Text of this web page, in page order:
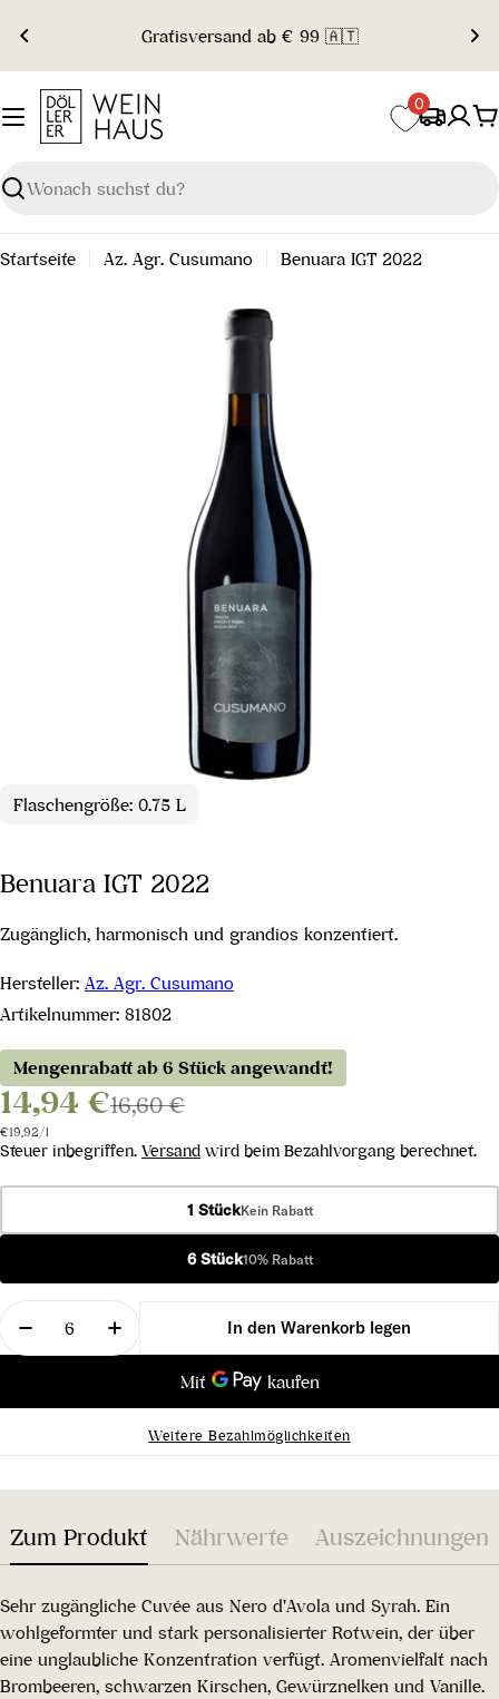
Inhalt
springen
Gratisversand ab € 99 🇦🇹
Suchen
0
Startseite Az. Agr. Cusumano Benuara IGT 2022
Flaschengröße: 0.75 L
Benuara IGT 2022
Zugänglich, harmonisch und grandios konzentiert.
Hersteller: Az. Agr. Cusumano
Artikelnummer: 81802
Mengenrabatt ab 6 Stück angewandt!
14,94 €16,60 €
Stückpreis
€19,92/pro
l
Steuer inbegriffen. Versand wird beim Bezahlvorgang berechnet.
1 StückKein Rabatt
6 Stück10% Rabatt
Menge
Menge für Benuara IGT 2022 verringern
Menge für Benuara IGT 2022 erhöhen
In den Warenkorb legen
Weitere Bezahlmöglichkeiten
Zum Produkt Nährwerte Auszeichnungen
Sehr zugängliche Cuvée aus Nero d'Avola und Syrah. Ein
wohlgeformter und stark personalisierter Rotwein, der über
eine unglaubliche Konzentration verfügt. Aromenvielfalt nach
Brombeeren, schwarzen Kirschen, Gewürznelken und Vanille.